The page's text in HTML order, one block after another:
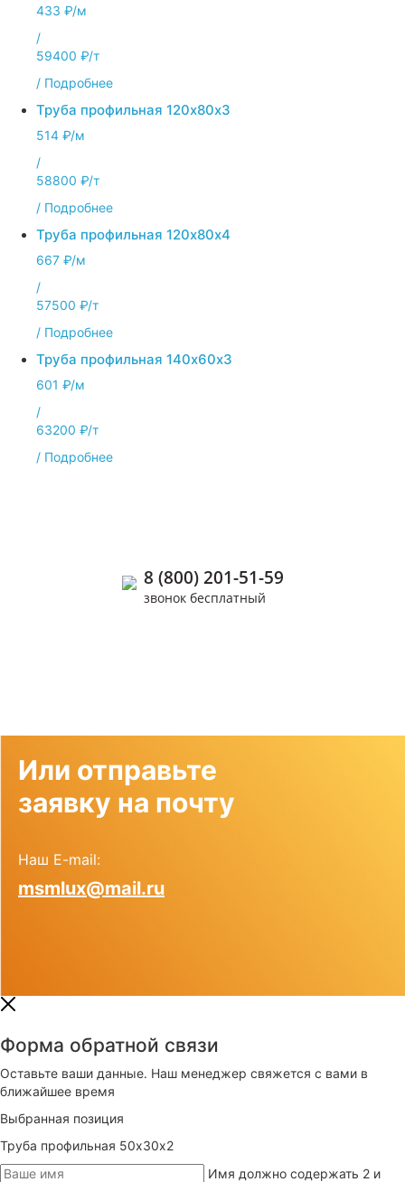
433 ₽/м
/
59400 ₽/т
/ Подробнее
Труба профильная 120х80х3
514 ₽/м
/
58800 ₽/т
/ Подробнее
Труба профильная 120х80х4
667 ₽/м
/
57500 ₽/т
/ Подробнее
Труба профильная 140х60х3
601 ₽/м
/
63200 ₽/т
/ Подробнее
8 (800) 201-51-59
звонок бесплатный
Или отправьте
заявку на почту
Наш E-mail:
msmlux@mail.ru
Форма обратной связи
Оставьте ваши данные. Наш менеджер свяжется с вами в
ближайшее время
Выбранная позиция
Труба профильная 50х30х2
Имя должно содержать 2 и